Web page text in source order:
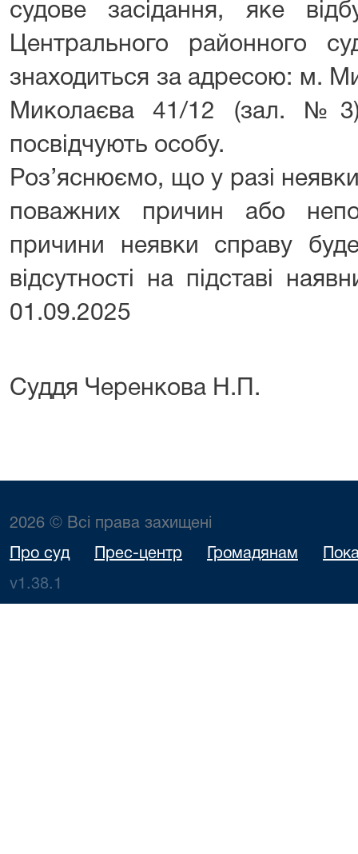
судове засідання, яке
Центрального районного
знаходиться за адресою: м.
Миколаєва 41/12 (зал.
посвідчують особу.
Роз’яснюємо, що у разі
поважних причин або
причини неявки справу
відсутності на підставі
01.09.2025
Суддя Черенкова Н.П.
2026 © Всі права захищені
Про суд Прес-центр Громадянам
v1.38.1